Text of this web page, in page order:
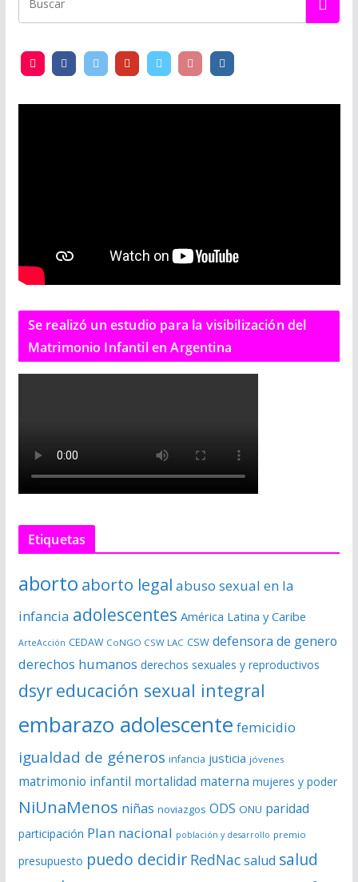
Se realizó un estudio para la visibilización del
Matrimonio Infantil en Argentina
Etiquetas
aborto aborto legal abuso sexual en la
infancia adolescentes América Latina y Caribe
ArteAcción CEDAW CoNGO CSW LAC CSW defensora de genero
derechos humanos derechos sexuales y reproductivos
dsyreducación sexual integral
embarazo adolescente femicidio
igualdad de géneros infancia justicia jóvenes
matrimonio infantil mortalidad materna mujeres y poder
NiUnaMenos niñas noviazgos ODS ONU paridad
participación Plan nacional población y desarrollo premio
presupuesto puedo decidir RedNacsalud salud